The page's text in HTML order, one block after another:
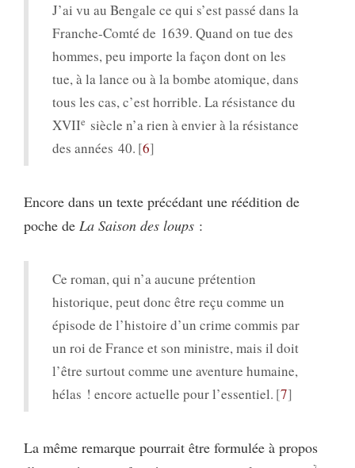
J’ai vu au Bengale ce qui s’est passé dans la
Franche-Comté de 1639. Quand on tue des
hommes, peu importe la façon dont on les
tue, à la lance ou à la bombe atomique, dans
tous les cas, c’est horrible. La résistance du
XVIIe siècle n’a rien à envier à la résistance
des années 40. 6
Encore dans un texte précédant une réédition de
poche de La Saison des loups :
Ce roman, qui n’a aucune prétention
historique, peut donc être reçu comme un
épisode de l’histoire d’un crime commis par
un roi de France et son ministre, mais il doit
l’être surtout comme une aventure humaine,
hélas ! encore actuelle pour l’essentiel. 7
La même remarque pourrait être formulée à propos